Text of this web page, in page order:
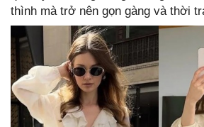
thình mà trở nên gọn gàng và thời